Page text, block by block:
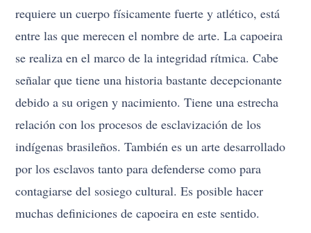
requiere un cuerpo físicamente fuerte y atlético, está
entre las que merecen el nombre de arte. La capoeira
se realiza en el marco de la integridad rítmica. Cabe
señalar que tiene una historia bastante decepcionante
debido a su origen y nacimiento. Tiene una estrecha
relación con los procesos de esclavización de los
indígenas brasileños. También es un arte desarrollado
por los esclavos tanto para defenderse como para
contagiarse del sosiego cultural. Es posible hacer
muchas definiciones de capoeira en este sentido.